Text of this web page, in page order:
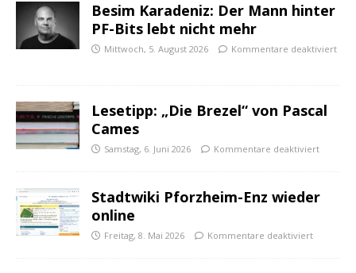
Besim Karadeniz: Der Mann hinter
PF-Bits lebt nicht mehr
Mittwoch, 5. August 2026 Kommentare deaktiviert
Lesetipp: „Die Brezel“ von Pascal
Cames
Samstag, 6. Juni 2026 Kommentare deaktiviert
Stadtwiki Pforzheim-Enz wieder
online
Freitag, 8. Mai 2026 Kommentare deaktiviert